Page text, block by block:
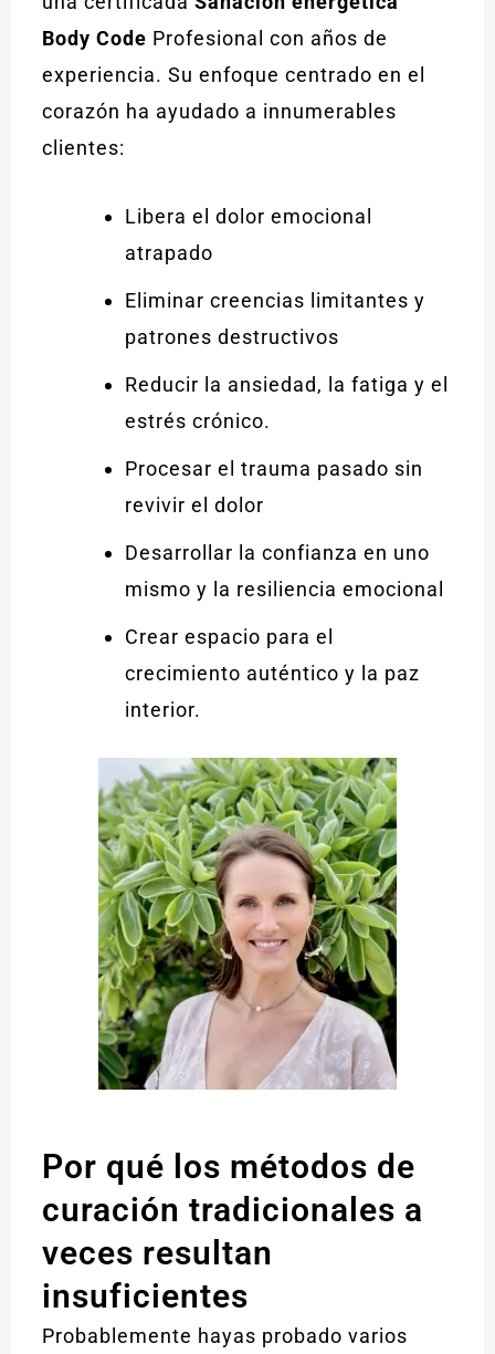
Body Code Profesional con años de
experiencia. Su enfoque centrado en el
corazón ha ayudado a innumerables
clientes:
Libera el dolor emocional
atrapado
Eliminar creencias limitantes y
patrones destructivos
Reducir la ansiedad, la fatiga y el
estrés crónico.
Procesar el trauma pasado sin
revivir el dolor
Desarrollar la confianza en uno
mismo y la resiliencia emocional
Crear espacio para el
crecimiento auténtico y la paz
interior.
Por qué los métodos de
curación tradicionales a
veces resultan
insuficientes
Probablemente hayas probado varios